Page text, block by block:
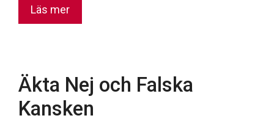
Läs mer
Äkta Nej och Falska
Kansken